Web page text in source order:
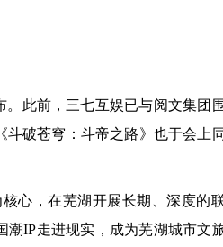
此前，三七互娱已与阅文集团
斗破苍穹：斗帝之路》也于会上
心，在芜湖开展长期、深度的
潮IP走进现实，成为芜湖城市文